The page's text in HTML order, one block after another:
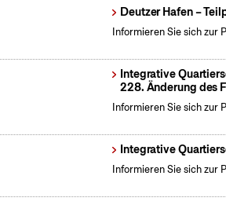
Deutzer Hafen –
Informieren Sie sich zur
Integrative
228. Änderung des
Informieren Sie sich zur
Integrative
Informieren Sie sich zur